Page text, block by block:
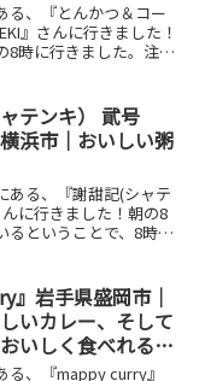
る、『とんかつ＆コー
』さんに行きました！
8時に行きました。注文
カフェ・クレーム
テンキ） 貮号
浜市｜おいしい粥
ある、『謝甜記(シャテ
に行きました！朝の8
るということで、8時50
ったため、すぐに入店
』岩手県盛岡市｜
いカレー、そして
いしく食べれるタ
る、『mappy curry』